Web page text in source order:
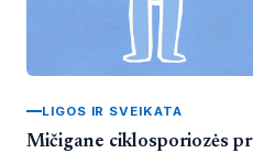
LIGOS IR SVEIKATA
Mičigane ciklosporiozės